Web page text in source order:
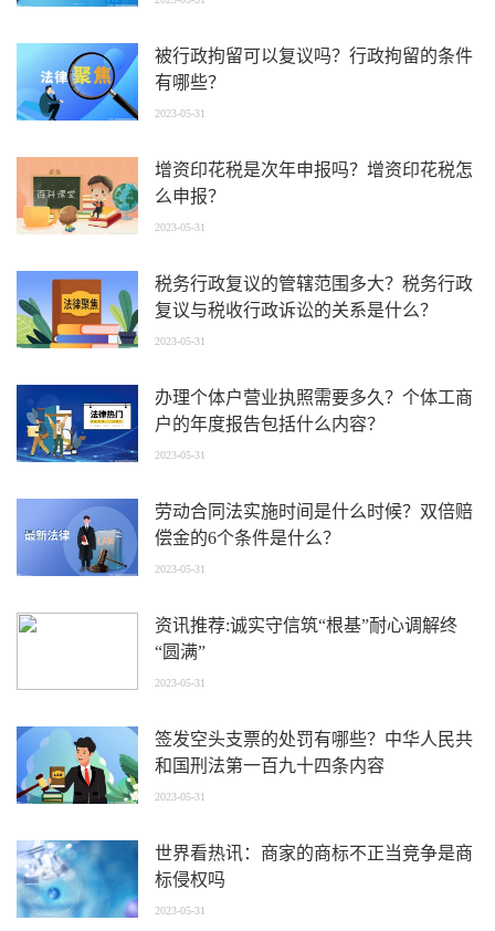
被行政拘留可以复议吗？行政拘留的条件
有哪些？
2023-05-31
增资印花税是次年申报吗？增资印花税怎
么申报？
2023-05-31
税务行政复议的管辖范围多大？税务行政
复议与税收行政诉讼的关系是什么？
2023-05-31
办理个体户营业执照需要多久？个体工商
户的年度报告包括什么内容？
2023-05-31
劳动合同法实施时间是什么时候？双倍赔
偿金的6个条件是什么？
2023-05-31
资讯推荐:诚实守信筑“根基”耐心调解终
“圆满”
2023-05-31
签发空头支票的处罚有哪些？中华人民共
和国刑法第一百九十四条内容
2023-05-31
世界看热讯：商家的商标不正当竞争是商
标侵权吗
2023-05-31